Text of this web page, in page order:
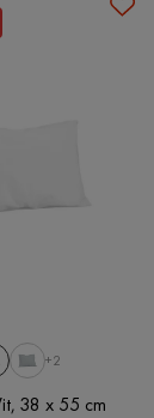
+2
38 x 55 cm